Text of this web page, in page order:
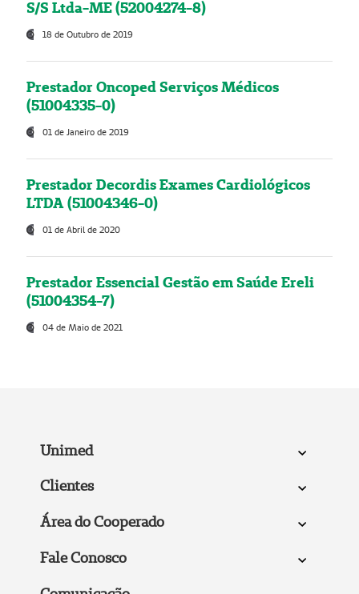
S/S Ltda-ME (52004274-8)
18 de Outubro de 2019
Prestador Oncoped Serviços Médicos
(51004335-0)
01 de Janeiro de 2019
Prestador Decordis Exames Cardiológicos
LTDA (51004346-0)
01 de Abril de 2020
Prestador Essencial Gestão em Saúde Ereli
(51004354-7)
04 de Maio de 2021
Unimed
Clientes
Área do Cooperado
Fale Conosco